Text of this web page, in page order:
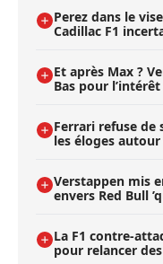
Perez dans le
Cadillac F1
Et après Max ?
Bas pour
Ferrari refuse de
les éloges autour
Verstappen mis
envers Red Bull
La F1 contre-
pour relancer